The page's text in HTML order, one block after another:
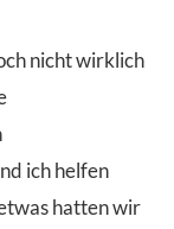
nicht wirklich
ich helfen
hatten wir